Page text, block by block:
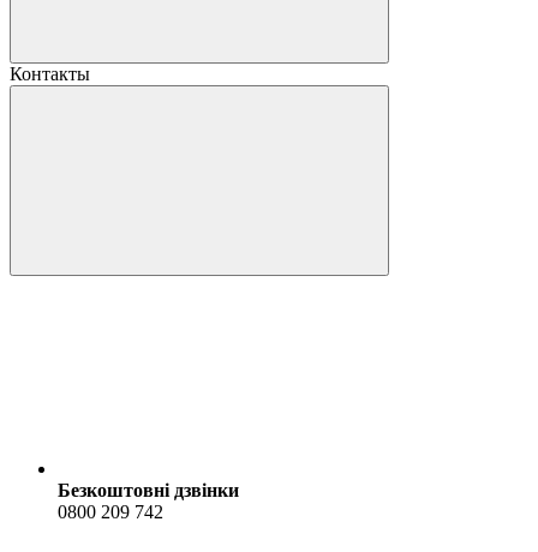
Контакты
Безкоштовні дзвінки
0800 209 742